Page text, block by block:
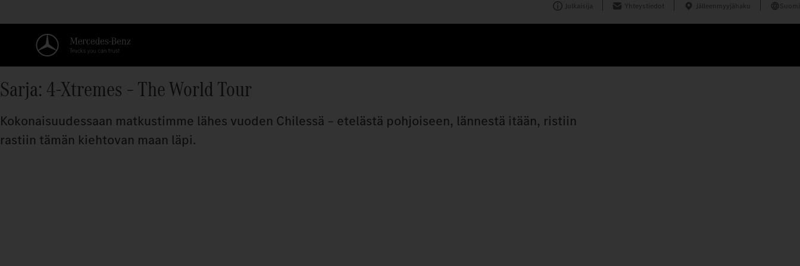
Julkaisija Yhteystiedot Jälleenmyyjähaku Suomi
Sarja: 4-Xtremes – The World Tour
Kokonaisuudessaan matkustimme lähes vuoden Chilessä – etelästä pohjoiseen, lännestä itään, ristiin
rastiin tämän kiehtovan maan läpi.